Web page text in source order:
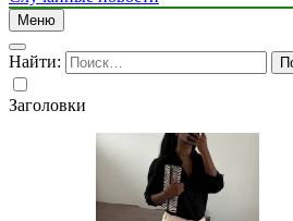
Меню
Найти:
Заголовки